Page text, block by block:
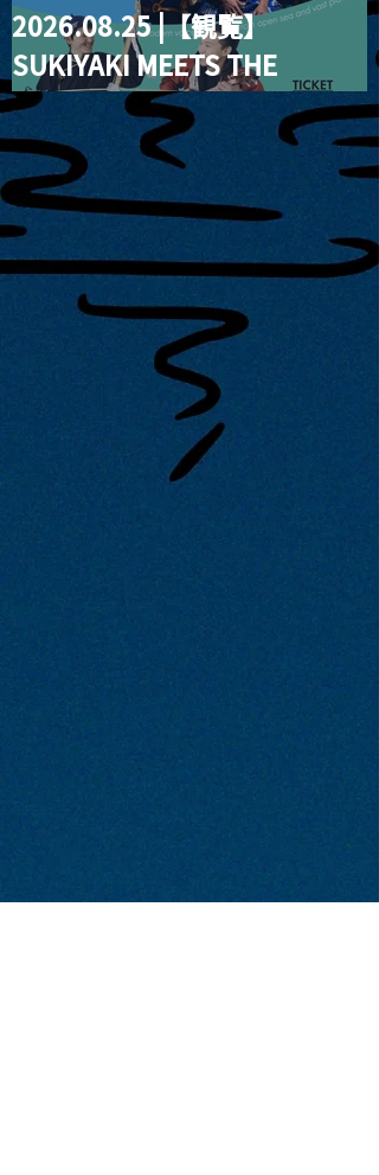
2026.08.25 |【観覧】
SUKIYAKI MEETS THE
WORLD presentsLINDIGO
FAMILY with ANNA SATO,
ODUCHU modern voices
from open sea and vast
plains